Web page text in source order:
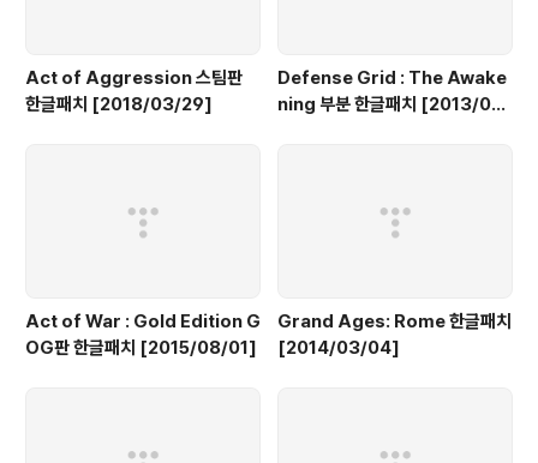
Act of Aggression 스팀판
한글패치 [2018/03/29]
Defense Grid : The Awake
ning 부분 한글패치 [2013/04/
Act of War : Gold Edition G
OG판 한글패치 [2015/08/01]
Grand Ages: Rome 한글패치
[2014/03/04]